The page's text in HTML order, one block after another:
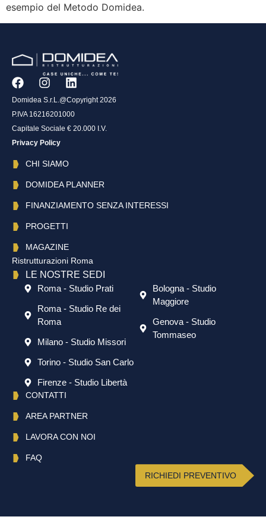
esempio del Metodo Domidea.
Domidea S.r.L.@Copyright 2026
P.IVA 16216201000
Capitale Sociale € 20.000 I.V.
Privacy Policy
CHI SIAMO
DOMIDEA PLANNER
FINANZIAMENTO SENZA INTERESSI
PROGETTI
MAGAZINE
Ristrutturazioni Roma
LE NOSTRE SEDI
Roma - Studio Prati
Roma - Studio Re dei
Roma
Milano - Studio Missori
Torino - Studio San Carlo
Firenze - Studio Libertà
Bologna - Studio
Maggiore
Genova - Studio
Tommaseo
CONTATTI
AREA PARTNER
LAVORA CON NOI
FAQ
RICHIEDI PREVENTIVO